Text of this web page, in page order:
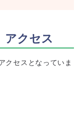
アクセス
クセスとなっていま